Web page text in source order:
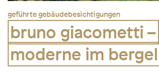
geführte gebäudebesichtigungen
bruno giacometti –
moderne im